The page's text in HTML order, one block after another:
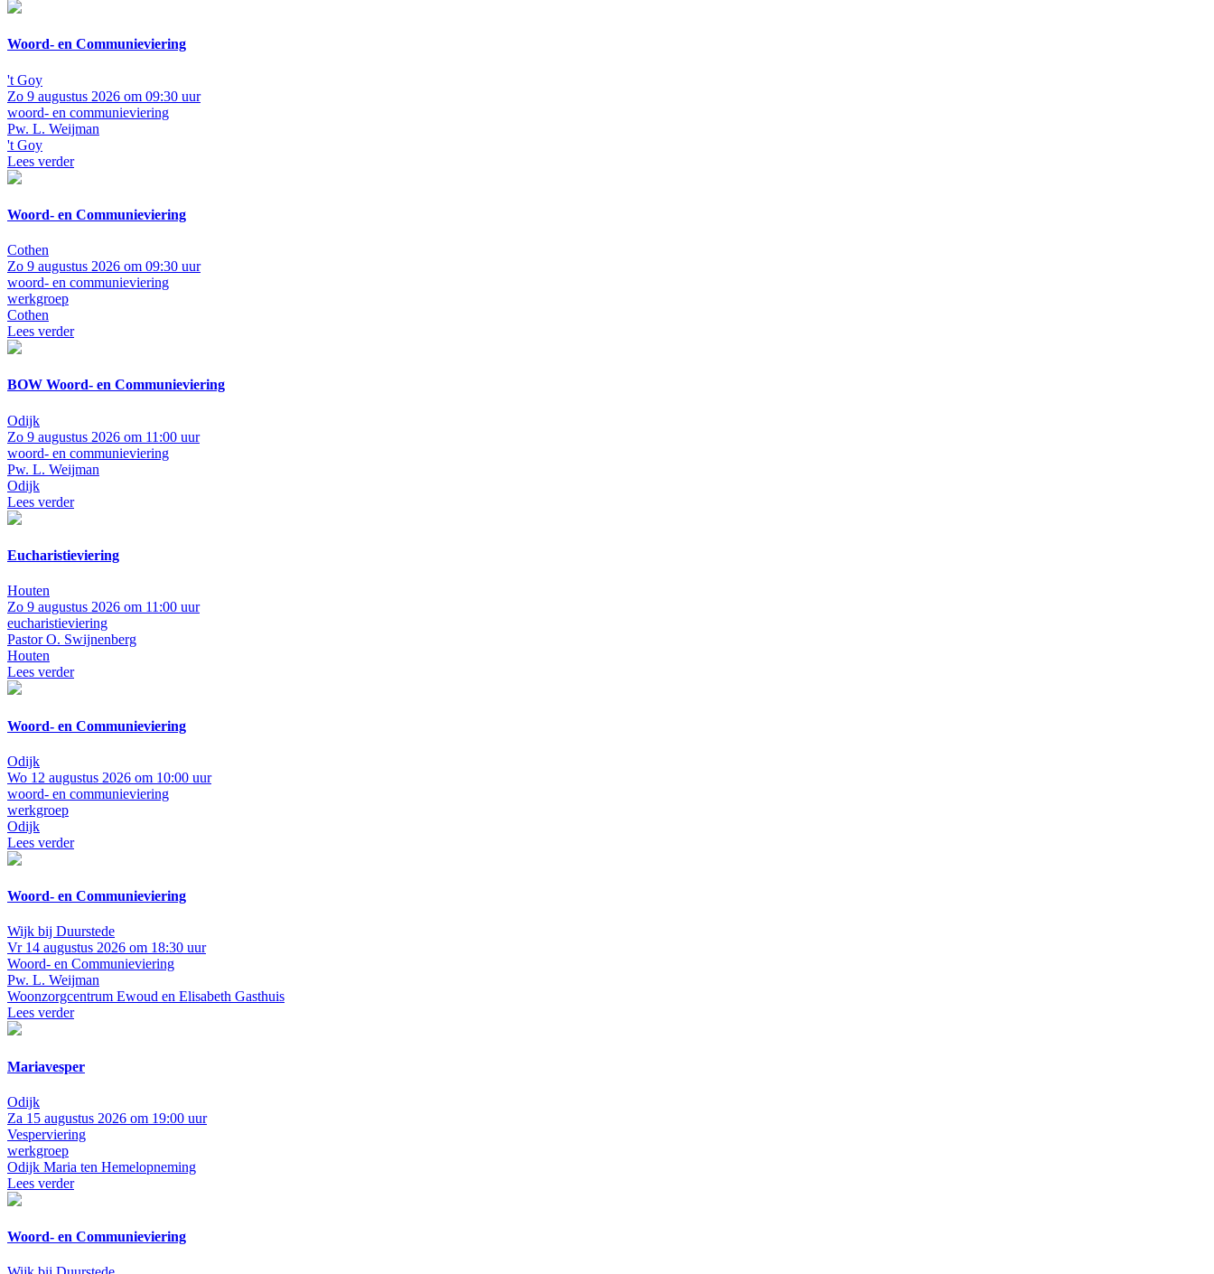
Woord- en Communieviering
't Goy
Zo 9 augustus 2026 om 09:30 uur
woord- en communieviering
Pw. L. Weijman
't Goy
Lees verder
Woord- en Communieviering
Cothen
Zo 9 augustus 2026 om 09:30 uur
woord- en communieviering
werkgroep
Cothen
Lees verder
BOW Woord- en Communieviering
Odijk
Zo 9 augustus 2026 om 11:00 uur
woord- en communieviering
Pw. L. Weijman
Odijk
Lees verder
Eucharistieviering
Houten
Zo 9 augustus 2026 om 11:00 uur
eucharistieviering
Pastor O. Swijnenberg
Houten
Lees verder
Woord- en Communieviering
Odijk
Wo 12 augustus 2026 om 10:00 uur
woord- en communieviering
werkgroep
Odijk
Lees verder
Woord- en Communieviering
Wijk bij Duurstede
Vr 14 augustus 2026 om 18:30 uur
Woord- en Communieviering
Pw. L. Weijman
Woonzorgcentrum Ewoud en Elisabeth Gasthuis
Lees verder
Mariavesper
Odijk
Za 15 augustus 2026 om 19:00 uur
Vesperviering
werkgroep
Odijk Maria ten Hemelopneming
Lees verder
Woord- en Communieviering